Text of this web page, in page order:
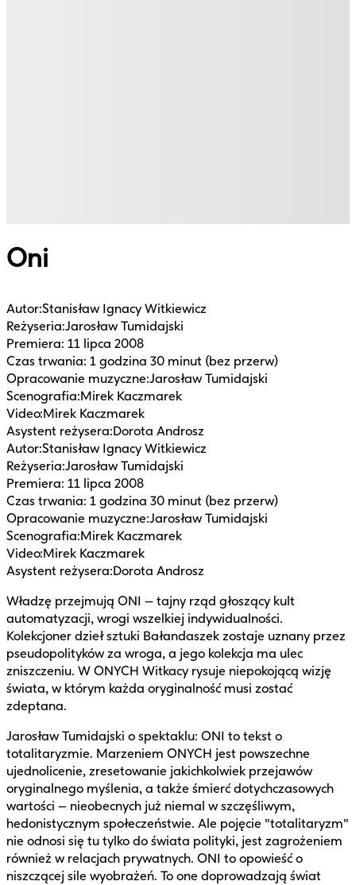
Oni
Autor:Stanisław Ignacy Witkiewicz
Reżyseria:Jarosław Tumidajski
Premiera: 11 lipca 2008
Czas trwania: 1 godzina 30 minut (bez przerw)
Opracowanie muzyczne:Jarosław Tumidajski
Scenografia:Mirek Kaczmarek
Video:Mirek Kaczmarek
Asystent reżysera:Dorota Androsz
Autor:Stanisław Ignacy Witkiewicz
Reżyseria:Jarosław Tumidajski
Premiera: 11 lipca 2008
Czas trwania: 1 godzina 30 minut (bez przerw)
Opracowanie muzyczne:Jarosław Tumidajski
Scenografia:Mirek Kaczmarek
Video:Mirek Kaczmarek
Asystent reżysera:Dorota Androsz
Władzę przejmują ONI – tajny rząd głoszący kult
automatyzacji, wrogi wszelkiej indywidualności.
Kolekcjoner dzieł sztuki Bałandaszek zostaje uznany przez
pseudopolityków za wroga, a jego kolekcja ma ulec
zniszczeniu. W ONYCH Witkacy rysuje niepokojącą wizję
świata, w którym każda oryginalność musi zostać
zdeptana.
Jarosław Tumidajski o spektaklu: ONI to tekst o
totalitaryzmie. Marzeniem ONYCH jest powszechne
ujednolicenie, zresetowanie jakichkolwiek przejawów
oryginalnego myślenia, a także śmierć dotychczasowych
wartości – nieobecnych już niemal w szczęśliwym,
hedonistycznym społeczeństwie. Ale pojęcie "totalitaryzm"
nie odnosi się tu tylko do świata polityki, jest zagrożeniem
również w relacjach prywatnych. ONI to opowieść o
niszczącej sile wyobrażeń. To one doprowadzają świat